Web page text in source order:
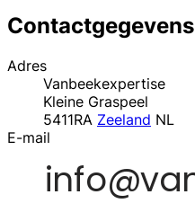
Contactgegevens
Adres
Vanbeekexpertise
Kleine Graspeel
5411RA Zeeland NL
E-mail